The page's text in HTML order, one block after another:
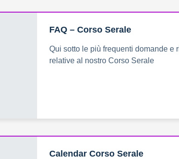
FAQ – Corso Serale
Qui sotto le più frequenti domande e
relative al nostro Corso Serale
Calendar Corso Serale